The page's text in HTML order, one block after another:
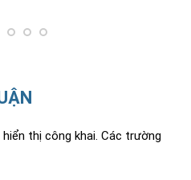
thị công khai. Các trường